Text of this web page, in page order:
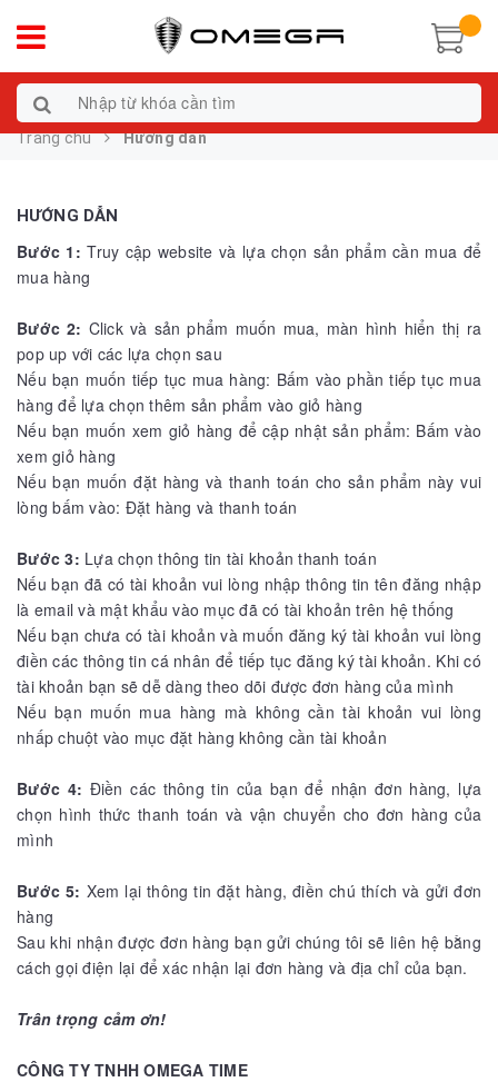
Trang chủ Hướng dẫn
HƯỚNG DẪN
Bước 1: Truy cập website và lựa chọn sản phẩm cần mua để
mua hàng
Bước 2: Click và sản phẩm muốn mua, màn hình hiển thị ra
pop up với các lựa chọn sau
Nếu bạn muốn tiếp tục mua hàng: Bấm vào phần tiếp tục mua
hàng để lựa chọn thêm sản phẩm vào giỏ hàng
Nếu bạn muốn xem giỏ hàng để cập nhật sản phẩm: Bấm vào
xem giỏ hàng
Nếu bạn muốn đặt hàng và thanh toán cho sản phẩm này vui
lòng bấm vào: Đặt hàng và thanh toán
Bước 3: Lựa chọn thông tin tài khoản thanh toán
Nếu bạn đã có tài khoản vui lòng nhập thông tin tên đăng nhập
là email và mật khẩu vào mục đã có tài khoản trên hệ thống
Nếu bạn chưa có tài khoản và muốn đăng ký tài khoản vui lòng
điền các thông tin cá nhân để tiếp tục đăng ký tài khoản. Khi có
tài khoản bạn sẽ dễ dàng theo dõi được đơn hàng của mình
Nếu bạn muốn mua hàng mà không cần tài khoản vui lòng
nhấp chuột vào mục đặt hàng không cần tài khoản
Bước 4: Điền các thông tin của bạn để nhận đơn hàng, lựa
chọn hình thức thanh toán và vận chuyển cho đơn hàng của
mình
Bước 5: Xem lại thông tin đặt hàng, điền chú thích và gửi đơn
hàng
Sau khi nhận được đơn hàng bạn gửi chúng tôi sẽ liên hệ bằng
cách gọi điện lại để xác nhận lại đơn hàng và địa chỉ của bạn.
Trân trọng cảm ơn!
CÔNG TY TNHH OMEGA TIME